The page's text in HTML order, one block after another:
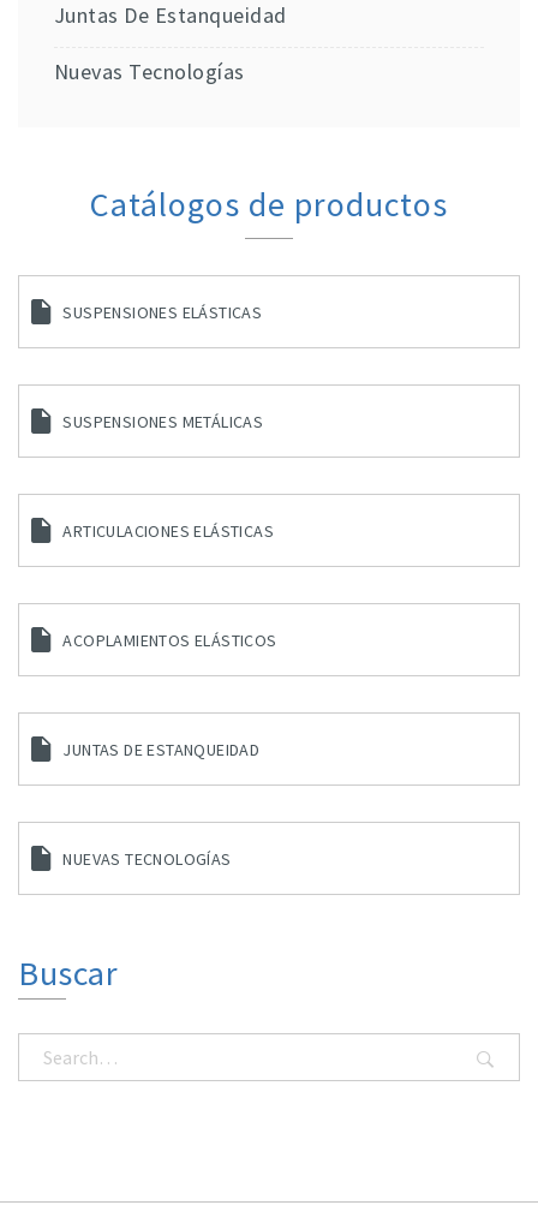
Juntas De Estanqueidad
Nuevas Tecnologías
Catálogos de productos
SUSPENSIONES ELÁSTICAS
SUSPENSIONES METÁLICAS
ARTICULACIONES ELÁSTICAS
ACOPLAMIENTOS ELÁSTICOS
JUNTAS DE ESTANQUEIDAD
NUEVAS TECNOLOGÍAS
Buscar